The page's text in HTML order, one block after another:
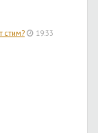
стим? 19:33